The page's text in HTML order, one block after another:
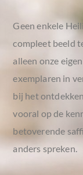
Geen enkele
compleet beeld
alleen onze
exemplaren in
bij het
vooral op de
betoverende
anders spreken.